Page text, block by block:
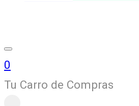
0
Tu Carro de Compras